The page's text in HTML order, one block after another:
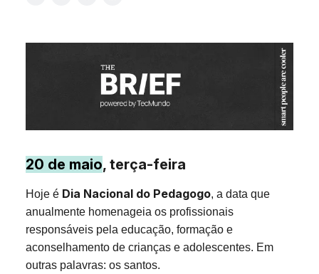
20 de maio, terça-feira
Hoje é Dia Nacional do Pedagogo, a data que
anualmente homenageia os profissionais
responsáveis pela educação, formação e
aconselhamento de crianças e adolescentes. Em
outras palavras: os santos.